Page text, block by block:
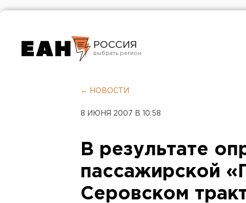
РОССИЯ
Челябинск
← НОВОСТИ
8 ИЮНЯ 2007 В 10:58
В результате
пассажирской
Серовском